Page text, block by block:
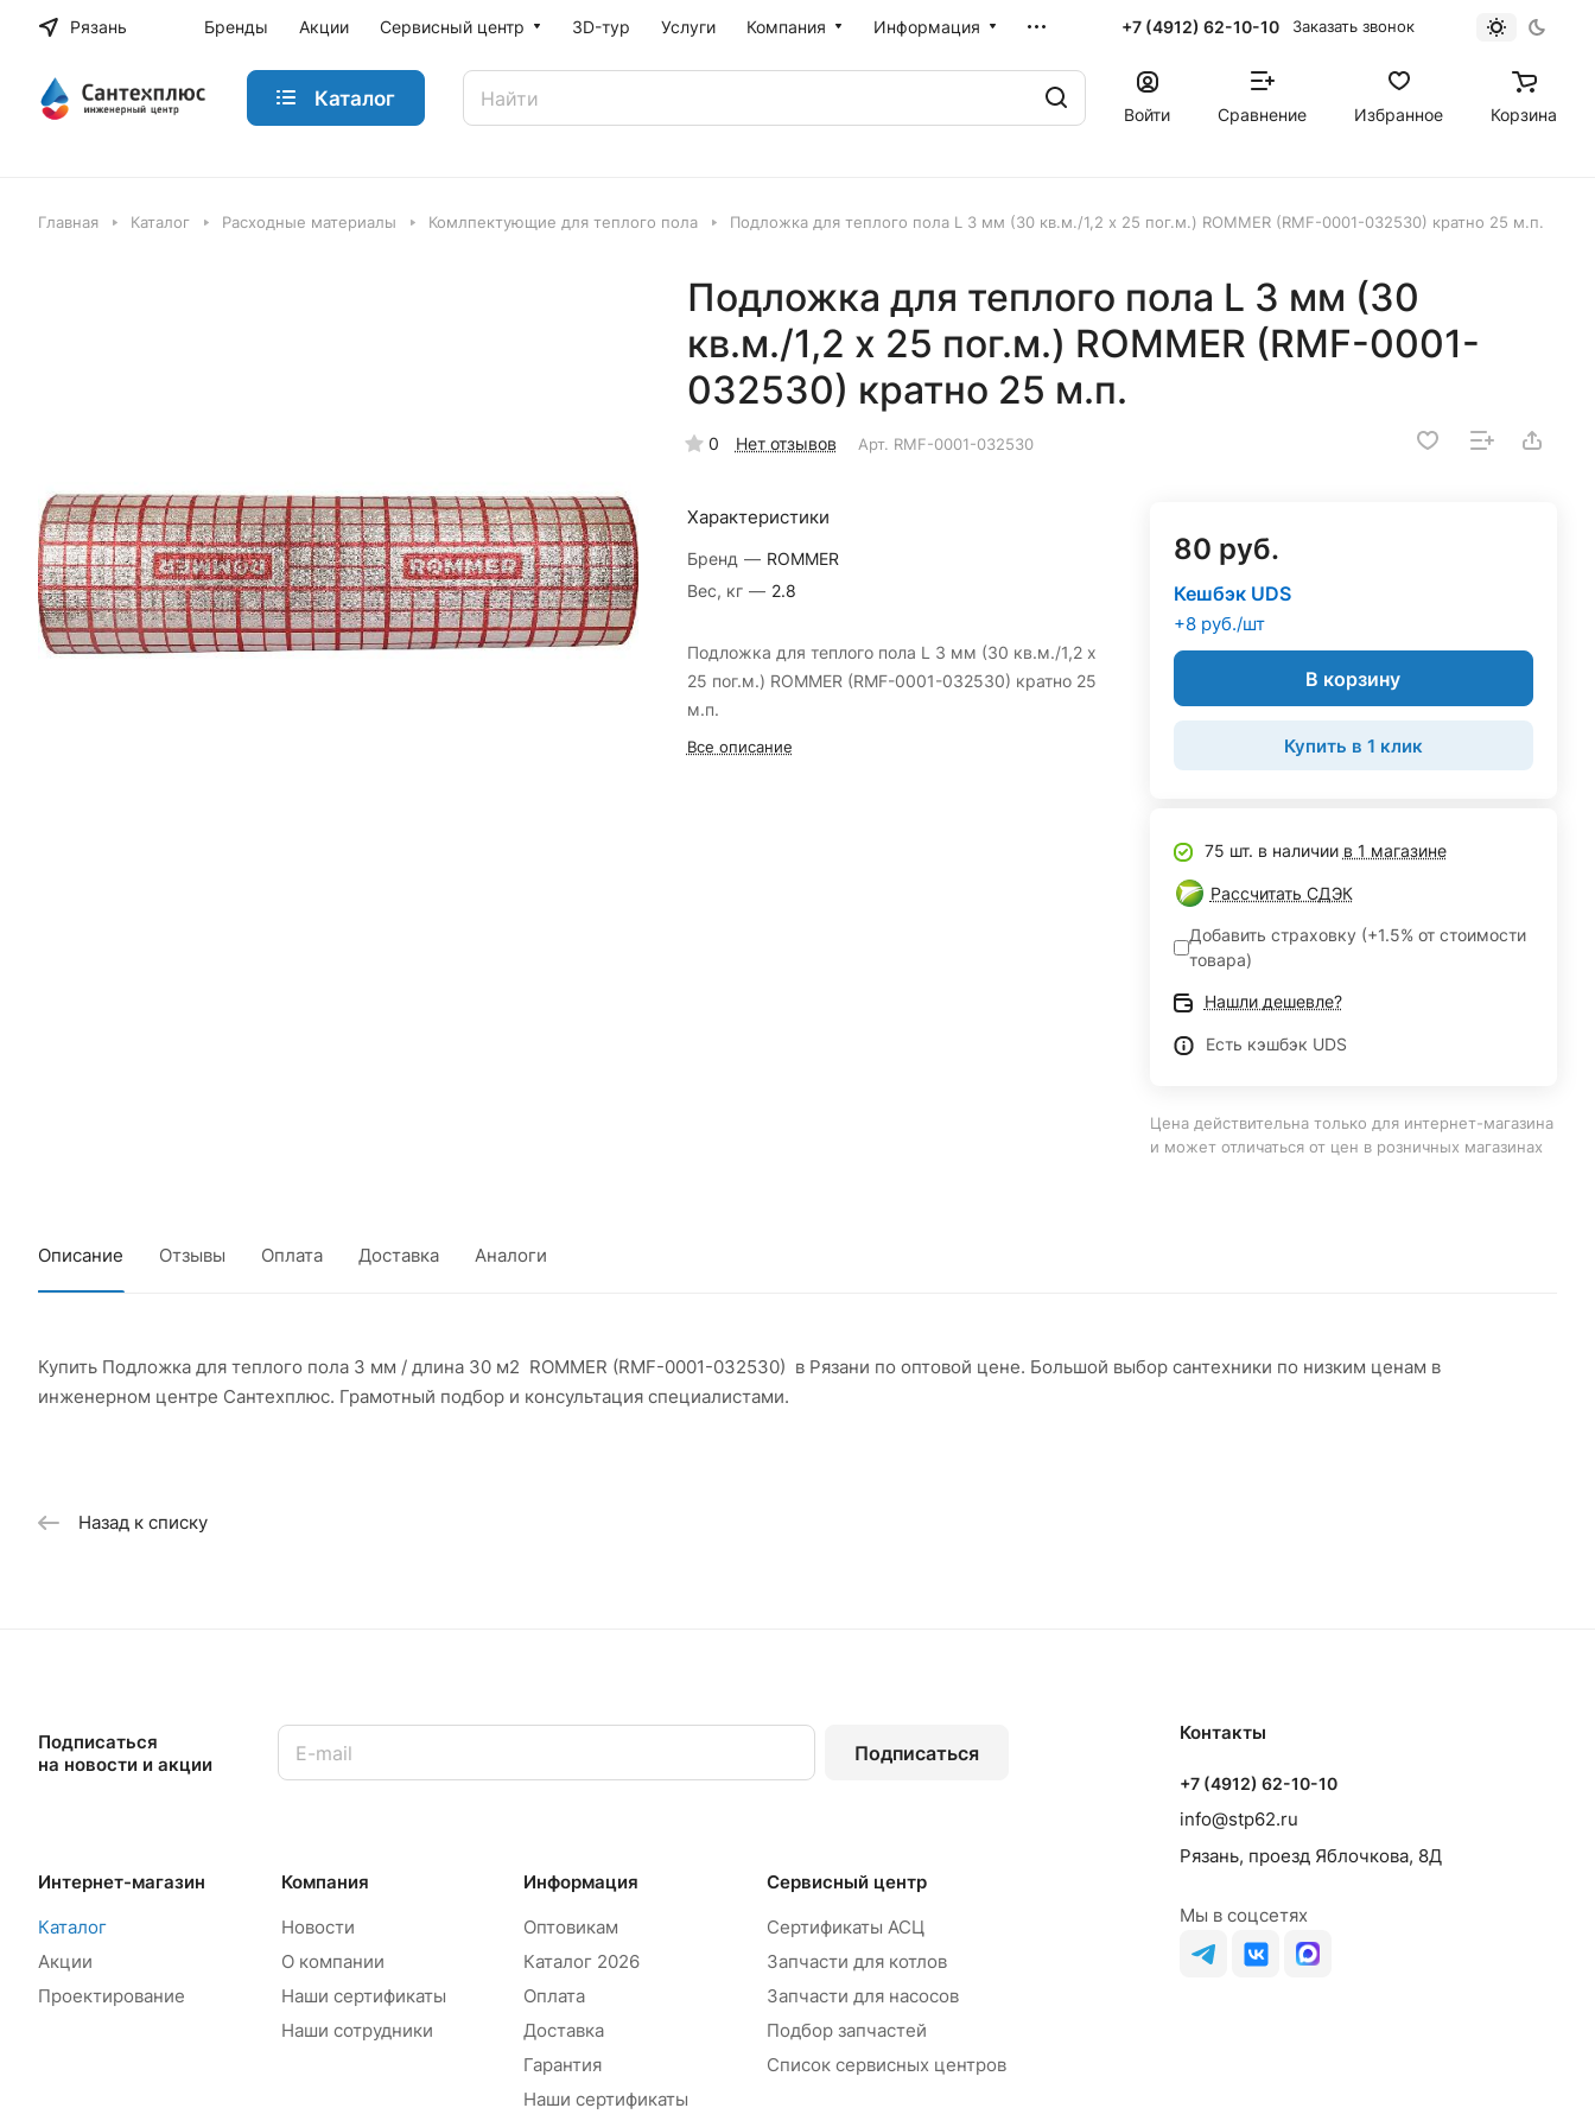
Рязань Бренды Акции Сервисный центр 3D-тур Услуги Компания Информация +7 (4912) 62-10-10 Заказать звонок
Каталог
Войти Сравнение Избранное Корзина
Главная Каталог Расходные материалы Комлпектующие для теплого пола Подложка для теплого пола L 3 мм (30 кв.м./1,2 х 25 пог.м.) ROMMER (RMF-0001-032530) кратно 25 м.п.
Подложка для теплого пола L 3 мм (30
кв.м./1,2 х 25 пог.м.) ROMMER (RMF-0001-
032530) кратно 25 м.п.
0 Нет отзывов Арт. RMF-0001-032530
Характеристики
Бренд — ROMMER
Вес, кг — 2.8
Подложка для теплого пола L 3 мм (30 кв.м./1,2 х
25 пог.м.) ROMMER (RMF-0001-032530) кратно 25
м.п.
Все описание
80 руб.
Кешбэк UDS
+8 руб./шт
В корзину
Купить в 1 клик
75 шт. в наличии в 1 магазине
Рассчитать СДЭК
Добавить страховку (+1.5% от стоимости
товара)
Нашли дешевле?
Есть кэшбэк UDS
Цена действительна только для интернет-магазина
и может отличаться от цен в розничных магазинах
Описание Отзывы Оплата Доставка Аналоги
Купить Подложка для теплого пола 3 мм / длина 30 м2 ROMMER (RMF-0001-032530) в Рязани по оптовой цене. Большой выбор сантехники по низким ценам в
инженерном центре Сантехплюс. Грамотный подбор и консультация специалистами.
Назад к списку
Подписаться
на новости и акции
Подписаться
Интернет-магазин
Каталог
Акции
Проектирование
Компания
Новости
О компании
Наши сертификаты
Наши сотрудники
Информация
Оптовикам
Каталог 2026
Оплата
Доставка
Гарантия
Наши сертификаты
Сервисный центр
Сертификаты АСЦ
Запчасти для котлов
Запчасти для насосов
Подбор запчастей
Список сервисных центров
Контакты
+7 (4912) 62-10-10
info@stp62.ru
Рязань, проезд Яблочкова, 8Д
Мы в соцсетях